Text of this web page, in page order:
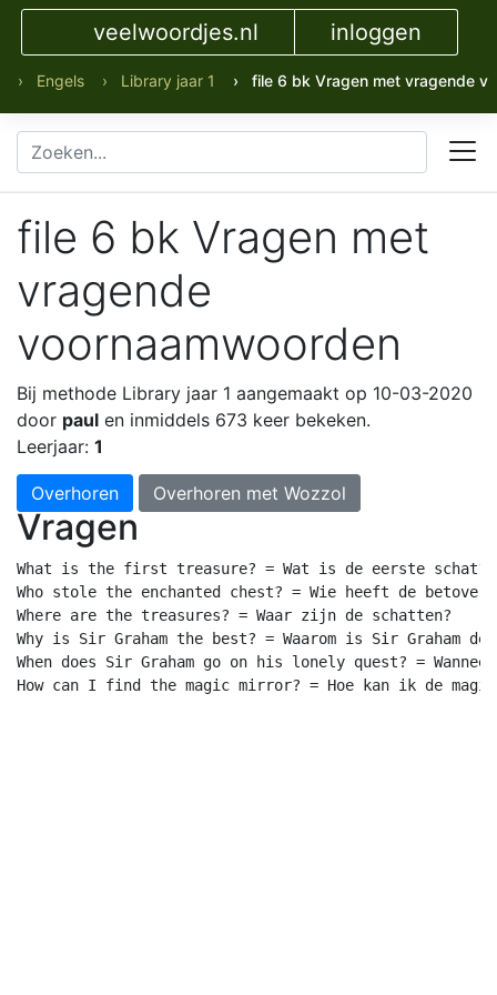
veelwoordjes.nl inloggen
› Engels › Library jaar 1 › file 6 bk Vragen met vragende
file 6 bk Vragen met
vragende
voornaamwoorden
Bij methode Library jaar 1 aangemaakt op 10-03-2020
door paul en inmiddels 673 keer bekeken.
Leerjaar: 1
Overhoren Overhoren met Wozzol
Vragen
What is the first treasure? = Wat is de eerste schat?
Who stole the enchanted chest? = Wie heeft de
Where are the treasures? = Waar zijn de schatten?
Why is Sir Graham the best? = Waarom is Sir Graham de
When does Sir Graham go on his lonely quest? =